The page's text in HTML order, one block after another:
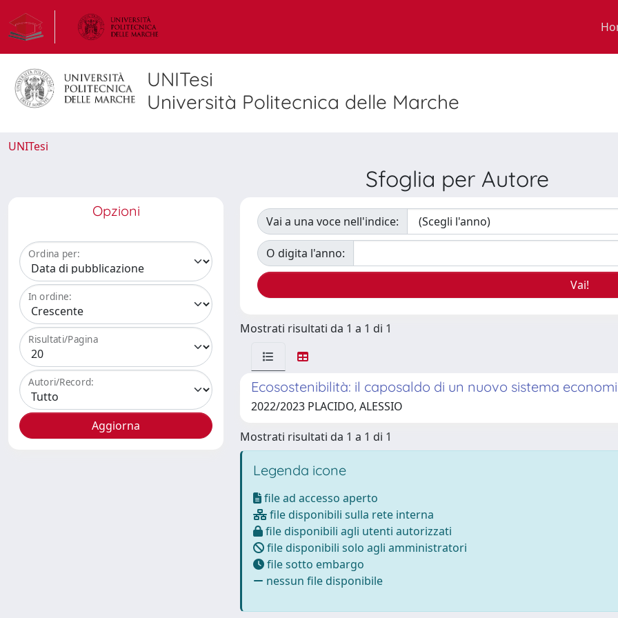
UNITesi
Università Politecnica delle Marche
UNITesi
Sfoglia per Autore
Opzioni
Ordina per:
In ordine:
Risultati/Pagina
Autori/Record:
Vai a una voce nell'indice:
O digita l'anno:
Mostrati risultati da 1 a 1 di 1
Ecosostenibilità: il caposaldo di un nuovo sistema
2022/2023 PLACIDO, ALESSIO
Mostrati risultati da 1 a 1 di 1
Legenda icone
file ad accesso aperto
file disponibili sulla rete interna
file disponibili agli utenti autorizzati
file disponibili solo agli amministratori
file sotto embargo
nessun file disponibile